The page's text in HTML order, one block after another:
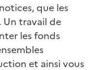
que les
Un travail de
les fonds
et ainsi vous